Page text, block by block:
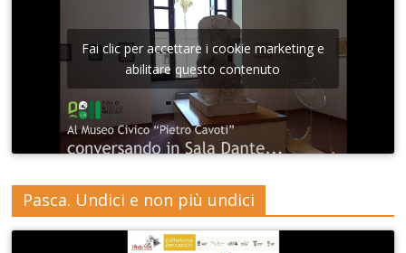
Fai clic per accettare i cookie marketing e
abilitare questo contenuto
Pasca. Undici e non più undici